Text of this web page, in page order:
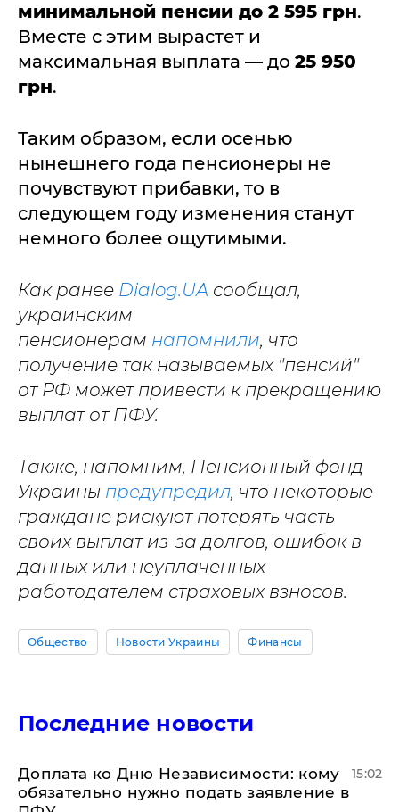
минимальной пенсии до 2 595 грн.
Вместе с этим вырастет и
максимальная выплата — до 25 950
грн.
Таким образом, если осенью
нынешнего года пенсионеры не
почувствуют прибавки, то в
следующем году изменения станут
немного более ощутимыми.
Как ранее Dialog.UA сообщал,
украинским
пенсионерам напомнили, что
получение так называемых "пенсий"
от РФ может привести к прекращению
выплат от ПФУ.
Также, напомним, Пенсионный фонд
Украины предупредил, что некоторые
граждане рискуют потерять часть
своих выплат из-за долгов, ошибок в
данных или неуплаченных
работодателем страховых взносов.
Общество Новости Украины Финансы
Последние новости
Доплата ко Дню Независимости: кому
обязательно нужно подать заявление в
15:02